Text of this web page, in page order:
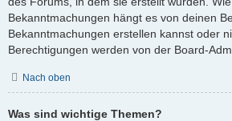
Bekanntmachungen hängt es von deinen
Bekanntmachungen erstellen kannst oder
Berechtigungen werden von der Board-
Nach oben
Was sind wichtige Themen?